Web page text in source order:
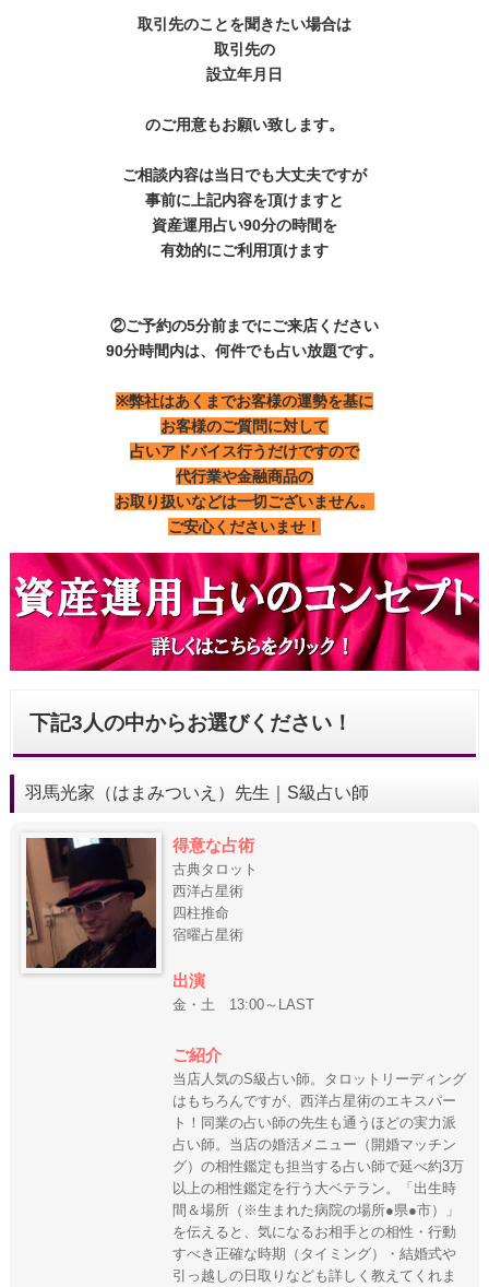
取引先のことを聞きたい場合は
取引先の
設立年月日
のご用意もお願い致します。
ご相談内容は当日でも大丈夫ですが
事前に上記内容を頂けますと
資産運用占い90分の時間を
有効的にご利用頂けます
②ご予約の5分前までにご来店ください
90分時間内は、何件でも占い放題です。
※弊社はあくまでお客様の運勢を基に
お客様のご質問に対して
占いアドバイス行うだけですので
代行業や金融商品の
お取り扱いなどは一切ございません。
ご安心くださいませ！
下記3人の中からお選びください！
羽馬光家（はまみついえ）先生｜S級占い師
得意な占術
古典タロット
西洋占星術
四柱推命
宿曜占星術
出演
金・土 13:00～LAST
ご紹介
当店人気のS級占い師。タロットリーディング
はもちろんですが、西洋占星術のエキスパー
ト！同業の占い師の先生も通うほどの実力派
占い師。当店の婚活メニュー（開婚マッチン
グ）の相性鑑定も担当する占い師で延べ約3万
以上の相性鑑定を行う大ベテラン。「出生時
間＆場所（※生まれた病院の場所●県●市）」
を伝えると、気になるお相手との相性・行動
すべき正確な時期（タイミング）・結婚式や
引っ越しの日取りなども詳しく教えてくれま